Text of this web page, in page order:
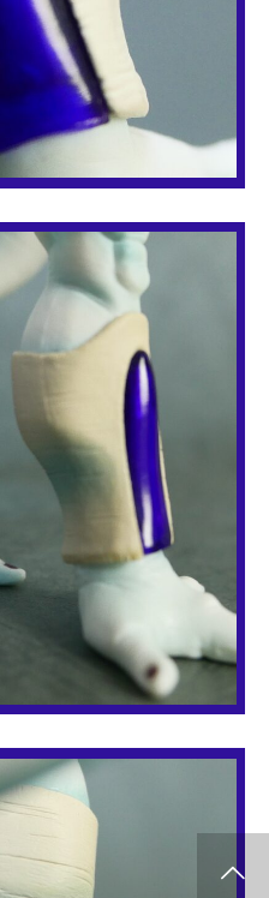
SClutures BIG